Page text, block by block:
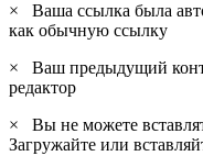
×
Ваша ссылка была
как обычную ссылку
×
Ваш предыдущий
редактор
×
Вы не можете
Загружайте или